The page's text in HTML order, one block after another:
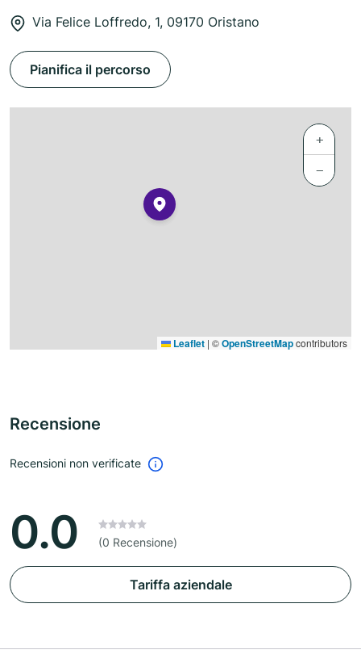
Via Felice Loffredo, 1, 09170 Oristano
Pianifica il percorso
+
−
Leaflet | ©OpenStreetMapcontributors
Recensione
Recensioni non verificate
0.0 (0 Recensione)
Tariffa aziendale